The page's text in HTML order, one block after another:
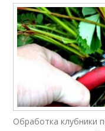
Обработка клубники